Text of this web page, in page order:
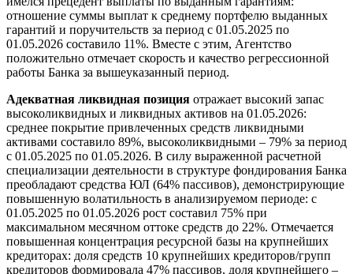
отношение суммы выплат к среднему портфелю выданных
гарантий и поручительств за период с 01.05.2025 по
01.05.2026 составило 11%. Вместе с этим, Агентство
положительно отмечает скорость и качество регрессионной
работы Банка за вышеуказанный период.
Адекватная ликвидная позиция отражает высокий запас
высоколиквидных и ликвидных активов на 01.05.2026:
среднее покрытие привлеченных средств ликвидными
активами составило 89%, высоколиквидными – 79% за период
с 01.05.2025 по 01.05.2026. В силу выраженной расчетной
специализации деятельности в структуре фондирования Банка
преобладают средства ЮЛ (64% пассивов), демонстрирующие
повышенную волатильность в анализируемом периоде: с
01.05.2025 по 01.05.2026 рост составил 75% при
максимальном месячном оттоке средств до 22%. Отмечается
повышенная концентрация ресурсной базы на крупнейших
кредиторах: доля средств 10 крупнейших кредиторов/групп
кредиторов формировала 47% пассивов, доля крупнейшего –